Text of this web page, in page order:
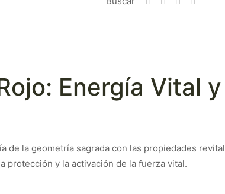
Energía Vital
de la geometría sagrada con las propiedades
protección y la activación de la fuerza vital.